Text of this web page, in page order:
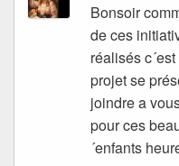
Bonsoir
de ces
réalisés
projet se
joindre a
pour ces
´enfants